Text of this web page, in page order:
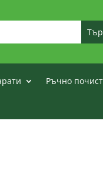
Ръчно